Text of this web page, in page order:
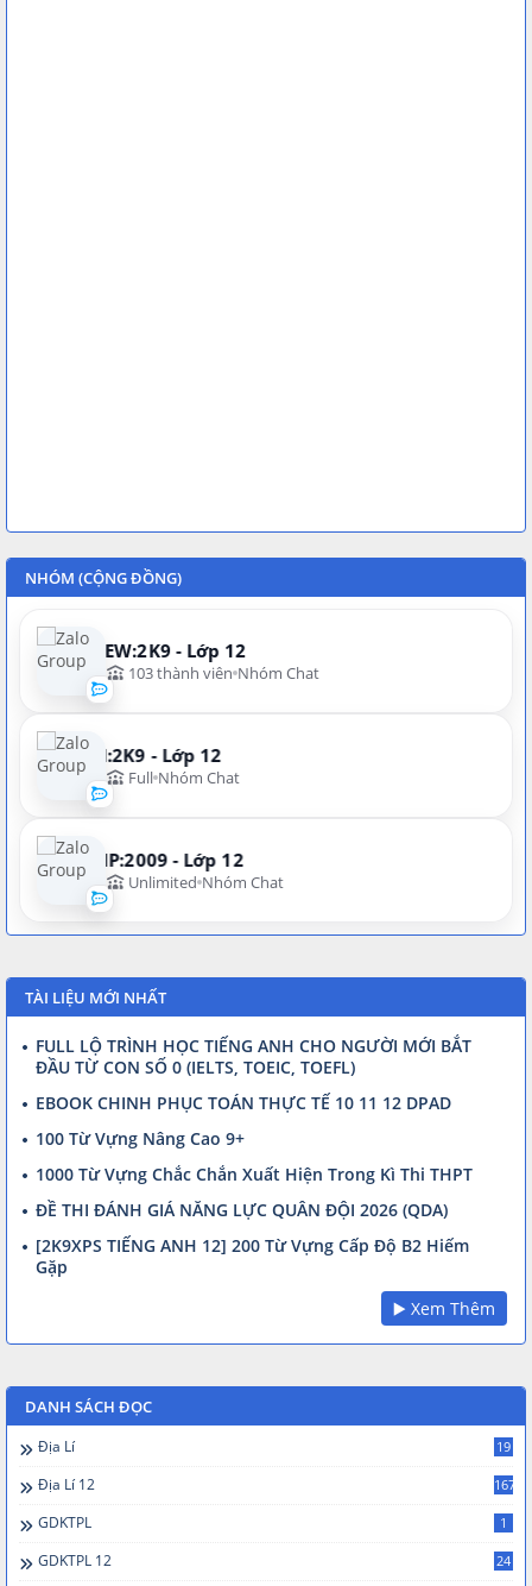
NHÓM (CỘNG ĐỒNG)
NEW:2K9 - Lớp 12
103 thành viên Nhóm Chat
N:2K9 - Lớp 12
Full Nhóm Chat
VIP:2009 - Lớp 12
Unlimited Nhóm Chat
TÀI LIỆU MỚI NHẤT
FULL LỘ TRÌNH HỌC TIẾNG ANH CHO NGƯỜI MỚI BẮT
ĐẦU TỪ CON SỐ 0 (IELTS, TOEIC, TOEFL)
EBOOK CHINH PHỤC TOÁN THỰC TẾ 10 11 12 DPAD
100 Từ Vựng Nâng Cao 9+
1000 Từ Vựng Chắc Chắn Xuất Hiện Trong Kì Thi THPT
ĐỀ THI ĐÁNH GIÁ NĂNG LỰC QUÂN ĐỘI 2026 (QDA)
[2K9XPS TIẾNG ANH 12] 200 Từ Vựng Cấp Độ B2 Hiếm
Gặp
▶️ Xem Thêm
DANH SÁCH ĐỌC
Địa Lí 19
Địa Lí 12 167
GDKTPL 1
GDKTPL 12 24